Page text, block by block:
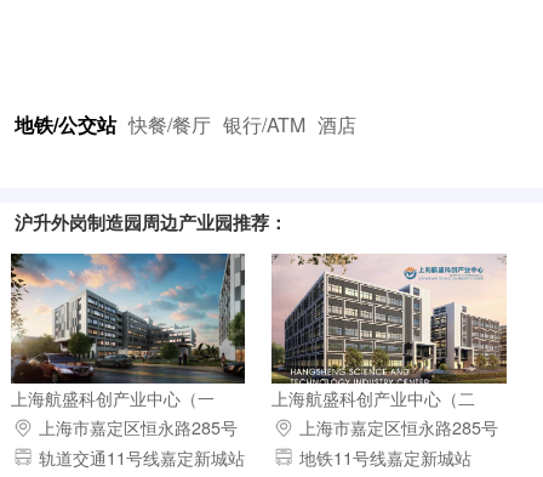
地铁/公交站 快餐/餐厅 银行/ATM 酒店
沪升外岗制造园周边产业园推荐：
上海航盛科创产业中心（一
期）上海市嘉定区恒永路285号
轨道交通11号线嘉定新城站
上海航盛科创产业中心（二
期）上海市嘉定区恒永路285号
地铁11号线嘉定新城站